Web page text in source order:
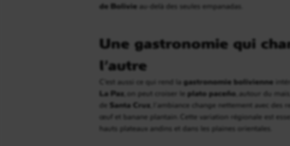
de Bolivie au-delà des seules empanadas.
Une gastronomie qui
l’autre
C’est aussi ce qui rend la gastronomie bolivienne
La Paz , on peut croiser le plato paceño , autour du
de Santa Cruz , l’ambiance change nettement avec des
œuf et banane plantain. Cette variation régionale est
hauts plateaux andins et dans les plaines orientales.